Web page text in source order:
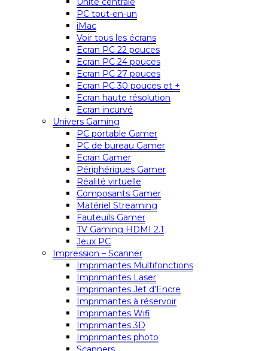
PC tout-en-un
iMac
Voir tous les écrans
Ecran PC 22 pouces
Ecran PC 24 pouces
Ecran PC 27 pouces
Ecran PC 30 pouces et +
Ecran haute résolution
Ecran incurvé
Univers Gaming
PC portable Gamer
PC de bureau Gamer
Ecran Gamer
Périphériques Gamer
Réalité virtuelle
Composants Gamer
Matériel Streaming
Fauteuils Gamer
TV Gaming HDMI 2.1
Jeux PC
Impression – Scanner
Imprimantes Multifonctions
Imprimantes Laser
Imprimantes Jet d’Encre
Imprimantes à réservoir
Imprimantes Wifi
Imprimantes 3D
Imprimantes photo